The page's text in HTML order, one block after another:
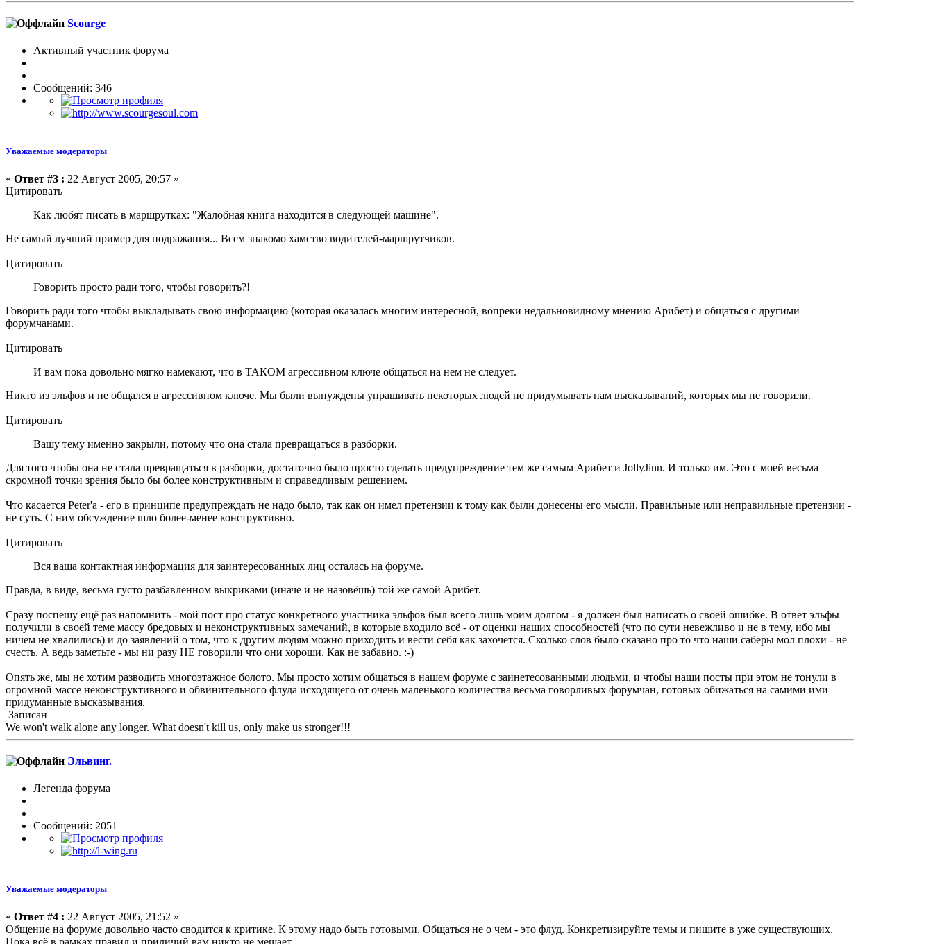
Scourge
Активный участник форума
Сообщений: 346
Уважаемые модераторы
« Ответ #3 : 22 Август 2005, 20:57 »
Цитировать
Как любят писать в маршрутках: "Жалобная книга находится в следующей машине".
Не самый лучший пример для подражания... Всем знакомо хамство водителей-маршрутчиков.
Цитировать
Говорить просто ради того, чтобы говорить?!
Говорить ради того чтобы выкладывать свою информацию (которая оказалась многим интересной, вопреки недальновидному мнению Арибет) и общаться с другими
форумчанами.
Цитировать
И вам пока довольно мягко намекают, что в ТАКОМ агрессивном ключе общаться на нем не следует.
Никто из эльфов и не общался в агрессивном ключе. Мы были вынуждены упрашивать некоторых людей не придумывать нам высказываний, которых мы не говорили.
Цитировать
Вашу тему именно закрыли, потому что она стала превращаться в разборки.
Для того чтобы она не стала превращаться в разборки, достаточно было просто сделать предупреждение тем же самым Арибет и JollyJinn. И только им. Это с моей весьма
скромной точки зрения было бы более конструктивным и справедливым решением.
Что касается Peter'а - его в принципе предупреждать не надо было, так как он имел претензии к тому как были донесены его мысли. Правильные или неправильные претензии -
не суть. С ним обсуждение шло более-менее конструктивно.
Цитировать
Вся ваша контактная информация для заинтересованных лиц осталась на форуме.
Правда, в виде, весьма густо разбавленном выкриками (иначе и не назовёшь) той же самой Арибет.
Сразу поспешу ещё раз напомнить - мой пост про статус конкретного участника эльфов был всего лишь моим долгом - я должен был написать о своей ошибке. В ответ эльфы
получили в своей теме массу бредовых и неконструктивных замечаний, в которые входило всё - от оценки наших способностей (что по сути невежливо и не в тему, ибо мы
ничем не хвалились) и до заявлений о том, что к другим людям можно приходить и вести себя как захочется. Сколько слов было сказано про то что наши саберы мол плохи - не
счесть. А ведь заметьте - мы ни разу НЕ говорили что они хороши. Как не забавно. :-)
Опять же, мы не хотим разводить многоэтажное болото. Мы просто хотим общаться в нашем форуме с заинетесованными людьми, и чтобы наши посты при этом не тонули в
огромной массе неконструктивного и обвинительного флуда исходящего от очень маленького количества весьма говорливых форумчан, готовых обижаться на самими ими
придуманные высказывания.
Записан
We won't walk alone any longer. What doesn't kill us, only make us stronger!!!
Эльвинг.
Легенда форума
Сообщений: 2051
Уважаемые модераторы
« Ответ #4 : 22 Август 2005, 21:52 »
Общение на форуме довольно часто сводится к критике. К этому надо быть готовыми. Общаться не о чем - это флуд. Конкретизируйте темы и пишите в уже существующих.
Пока всё в рамках правил и приличий вам никто не мешает.